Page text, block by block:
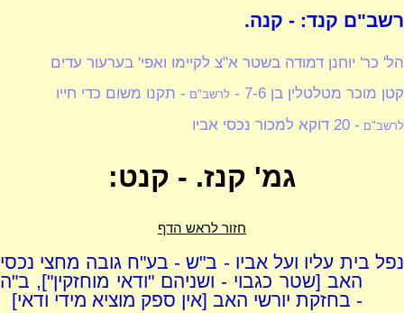
רשב"ם קנד: - קנה.
הל' כר' יוחנן דמודה בשטר א"צ לקיימו ואפי' בערעור עדים
קטן מוכר מטלטלין בן 7-6 -
לרשב"ם - תקנו משום כדי חייו
לרשב"ם - 20 דוקא למכור נכסי אביו
גמ' קנז. - קנט:
חזור לראש הדף
נפל בית עליו ועל אביו - ב"ש - בע"ח גובה מחצי נכסי
האב [שטר כגבוי - ושניהם "ודאי מוחזקין"], ב"ה
- בחזקת יורשי האב [אין ספק מוציא מידי ודאי]